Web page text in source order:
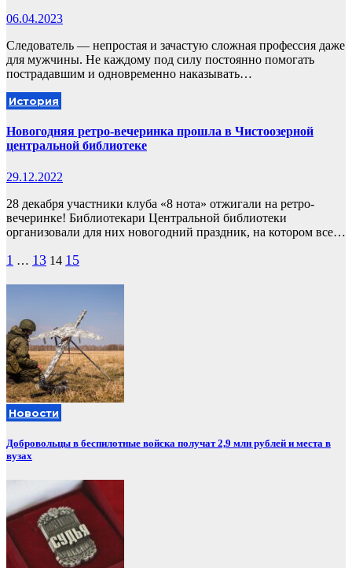
06.04.2023
Следователь — непростая и зачастую сложная профессия даже
для мужчины. Не каждому под силу постоянно помогать
пострадавшим и одновременно наказывать…
История
Новогодняя ретро-вечеринка прошла в Чистоозерной
центральной библиотеке
29.12.2022
28 декабря участники клуба «8 нота» отжигали на ретро-
вечеринке! Библиотекари Центральной библиотеки
организовали для них новогодний праздник, на котором все…
Пагинация
записей
1 … 13 14 15
Новости
Добровольцы в беспилотные войска получат 2,9 млн рублей и места в
вузах